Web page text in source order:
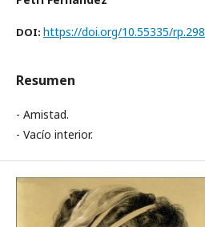
DOI: https://doi.org/10.55335/rp.298
Resumen
- Amistad.
- Vacío interior.